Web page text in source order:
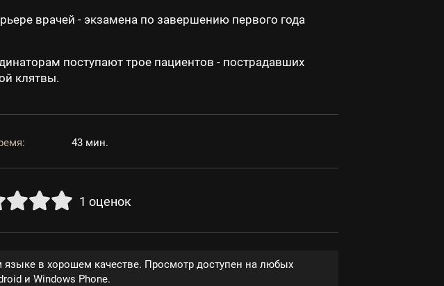
врачей - экзамена по завершению первого года
поступают трое пациентов - пострадавших
клятвы.
43 мин.
1 оценок
в хорошем качестве. Просмотр доступен на любых
и Windows Phone.